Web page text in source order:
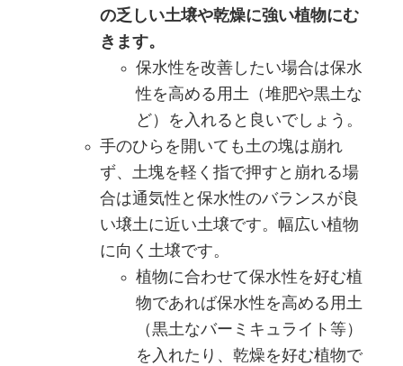
の乏しい土壌や乾燥に強い植物にむ
きます。
保水性を改善したい場合は保水
性を高める用土（堆肥や黒土な
ど）を入れると良いでしょう。
手のひらを開いても土の塊は崩れ
ず、土塊を軽く指で押すと崩れる場
合は通気性と保水性のバランスが良
い壌土に近い土壌です。幅広い植物
に向く土壌です。
植物に合わせて保水性を好む植
物であれば保水性を高める用土
（黒土なバーミキュライト等）
を入れたり、乾燥を好む植物で